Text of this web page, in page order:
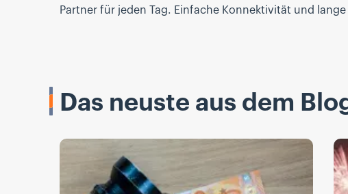
Partner für jeden Tag. Einfache Konnektivität und
Das neuste aus dem